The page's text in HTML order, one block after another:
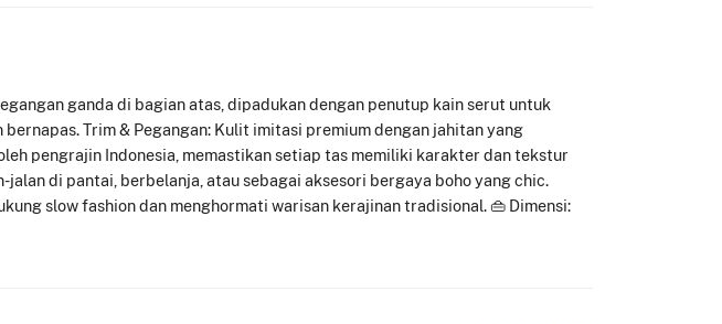
ganda di bagian atas, dipadukan dengan penutup kain serut untuk
Trim & Pegangan: Kulit imitasi premium dengan jahitan yang
pengrajin Indonesia, memastikan setiap tas memiliki karakter dan tekstur
di pantai, berbelanja, atau sebagai aksesori bergaya boho yang chic.
slow fashion dan menghormati warisan kerajinan tradisional. 👜 Dimensi: